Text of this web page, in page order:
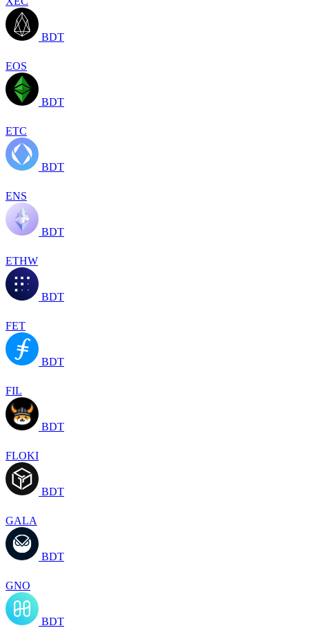
BDT
EOS
BDT
ETC
BDT
ENS
BDT
ETHW
BDT
FET
BDT
FIL
BDT
FLOKI
BDT
GALA
BDT
GNO
BDT